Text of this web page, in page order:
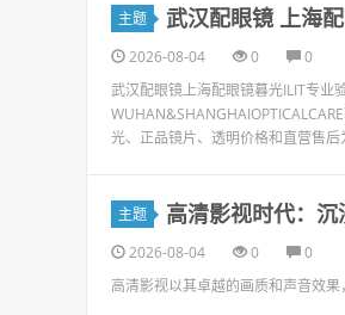
主题 武汉配眼镜 上海
2026-08-04 0
0
武汉配眼镜上海配眼镜暮光ILIT专业
光、正品镜片、透明价格和直营售
主题 高清影视时代：
2026-08-04 0
0
高清影视以其卓越的画质和声音效